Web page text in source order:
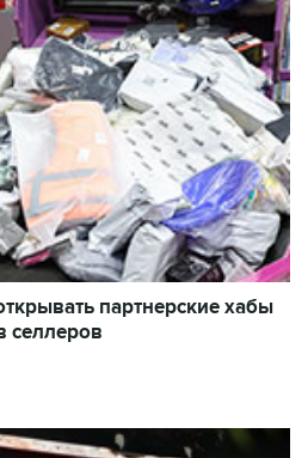
партнерские хабы
селлеров